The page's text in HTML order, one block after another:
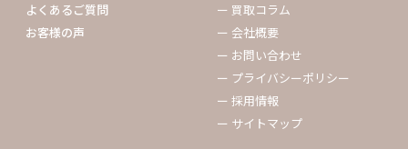
よくあるご質問
お客様の声
ー 買取コラム
ー 会社概要
ー お問い合わせ
ー プライバシーポリシー
ー 採用情報
ー サイトマップ